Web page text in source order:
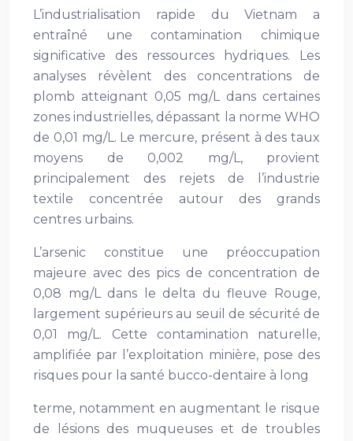
L’industrialisation rapide du Vietnam a
entraîné une contamination chimique
significative des ressources hydriques. Les
analyses révèlent des concentrations de
plomb atteignant 0,05 mg/L dans certaines
zones industrielles, dépassant la norme WHO
de 0,01 mg/L. Le mercure, présent à des taux
moyens de 0,002 mg/L, provient
principalement des rejets de l’industrie
textile concentrée autour des grands
centres urbains.
L’arsenic constitue une préoccupation
majeure avec des pics de concentration de
0,08 mg/L dans le delta du fleuve Rouge,
largement supérieurs au seuil de sécurité de
0,01 mg/L. Cette contamination naturelle,
amplifiée par l’exploitation minière, pose des
risques pour la santé bucco-dentaire à long
terme, notamment en augmentant le risque
de lésions des muqueuses et de troubles